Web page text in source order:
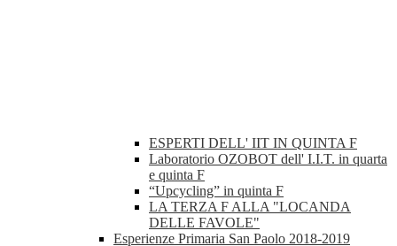
ESPERTI DELL' IIT IN QUINTA F
Laboratorio OZOBOT dell' I.I.T. in quarta
e quinta F
“Upcycling” in quinta F
LA TERZA F ALLA "LOCANDA
DELLE FAVOLE"
Esperienze Primaria San Paolo 2018-2019